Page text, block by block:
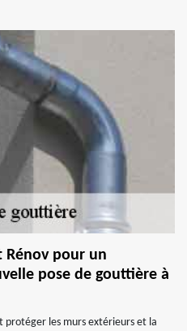
Rénov pour un
pose de gouttière à
les murs extérieurs et la